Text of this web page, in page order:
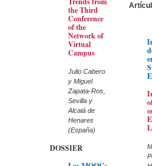
the Third
Conference
of the
Network of
Virtual
Campus
Julio Cabero
y Miguel
Zapata-Ros,
Sevilla y
Alcalá de
Henares
(España)
DOSSIER